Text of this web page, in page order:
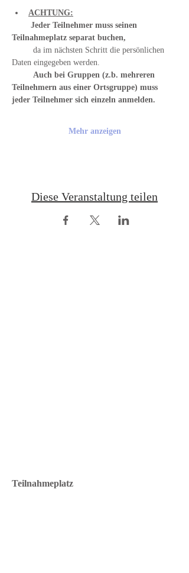
ACHTUNG:
Teilnahmeplatz separat buchen,
Daten eingegeben werden.
Teilnehmern aus einer Ortsgruppe) muss
jeder Teilnehmer sich einzeln anmelden.
Mehr anzeigen
Diese Veranstaltung teilen
Teilnahmeplatz